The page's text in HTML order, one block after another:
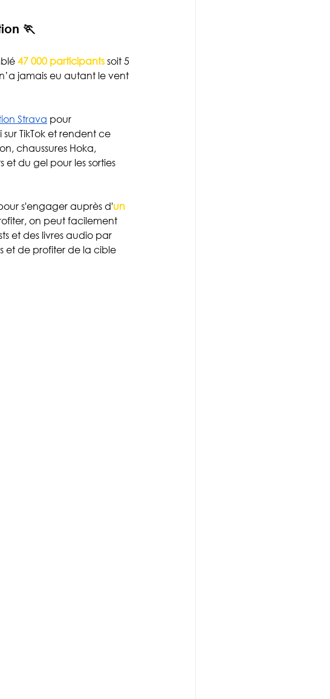
🏃
47 000 participants soit 5
jamais eu autant le vent
Strava pour
TikTok et rendent ce
chaussures Hoka,
du gel pour les sorties
s'engager auprès d'un
on peut facilement
et des livres audio par
et de profiter de la cible